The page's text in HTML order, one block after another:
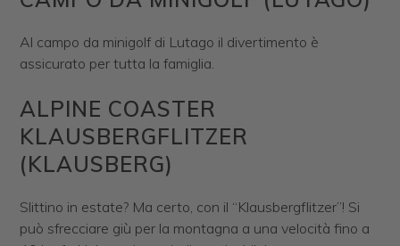
Al campo da minigolf di Lutago il divertimento è
assicurato per tutta la famiglia.
ALPINE COASTER
KLAUSBERGFLITZER
(KLAUSBERG)
Slittino in estate? Ma certo, con il “Klausbergflitzer”! Si
può sfrecciare giù per la montagna a una velocità fino a